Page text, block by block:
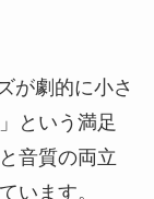
が劇的に小さ
という満足
音質の両立
います。